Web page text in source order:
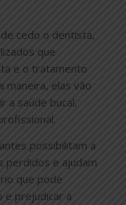
cedo o dentista,
que
e o tratamento
maneira, elas vão
a saúde bucal,
possibilitam a
perdidos e ajudam
que pode
e prejudicar a